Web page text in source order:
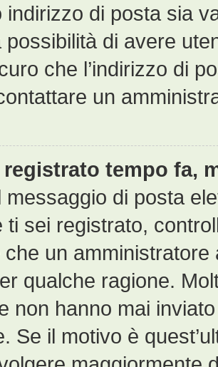
indirizzo di posta sia
possibilità di avere
che l’indirizzo di
un
registrato tempo fa,
messaggio di posta
ti sei registrato,
che un
qualche ragione.
non hanno mai
Se il motivo è